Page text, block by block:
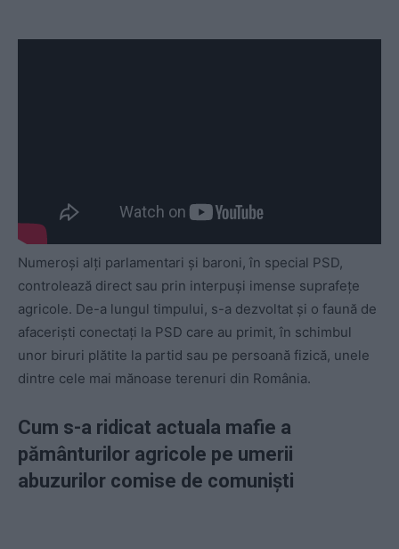
Numeroși alți parlamentari și baroni, în special PSD,
controlează direct sau prin interpuși imense suprafețe
agricole. De-a lungul timpului, s-a dezvoltat și o faună de
afaceriști conectați la PSD care au primit, în schimbul
unor biruri plătite la partid sau pe persoană fizică, unele
dintre cele mai mănoase terenuri din România.
Cum s-a ridicat actuala mafie a
pământurilor agricole pe umerii
abuzurilor comise de comuniști